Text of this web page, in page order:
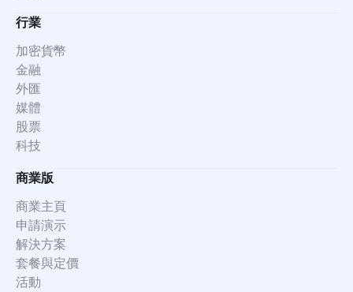
行業
加密貨幣
金融
外匯
媒體
股票
科技
商業版
商業主頁
申請演示
解決方案
套餐與定價
活動